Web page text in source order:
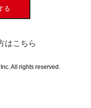
る
はこちら
All rights reserved.